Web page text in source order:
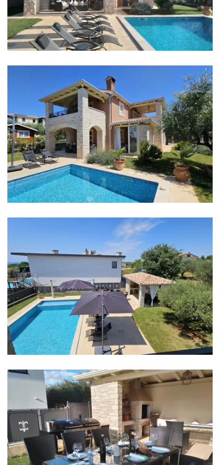
More: 7 km
Plaža: 7 km
Kafić: 300 m
Centar grada: 200 m
Trgovina: 300 m
Zračna luka: Pula Airport 60 km
Soba 1: Bračni krevet: 1
Soba 2: Bračni krevet: 1
Soba 3: Bračni krevet: 1
Soba 4: Bračni krevet: 1
Krevetić za bebu
Posteljina
Kupaonice